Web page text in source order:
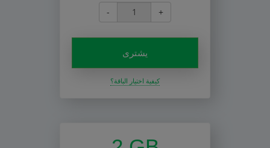
- +
يشترى
كيفية اختيار الباقة؟